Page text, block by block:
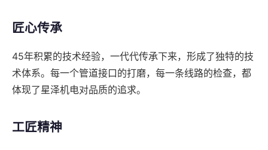
匠心传承
45年积累的技术经验，一代代传承下来，形成了独特的技
术体系。每一个管道接口的打磨，每一条线路的检查，都
体现了星泽机电对品质的追求。
工匠精神